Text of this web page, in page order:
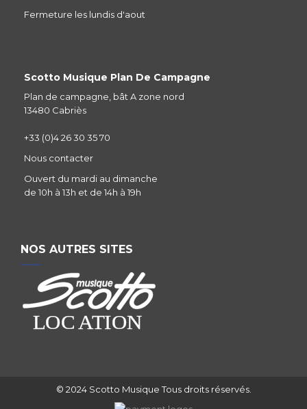
Fermeture les lundis d'aout
Scotto Musique Plan De Campagne
Plan de campagne, bât A zone nord
13480 Cabriès
+33 (0)4 26 30 35 70
Nous contacter
Ouvert du mardi au dimanche
de 10h à 13h et de 14h à 19h
NOS AUTRES SITES
© 2024 Scotto Musique Tous droits réservés.